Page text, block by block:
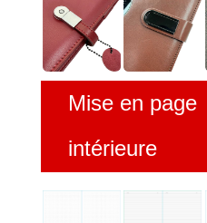
Mise en page
intérieure